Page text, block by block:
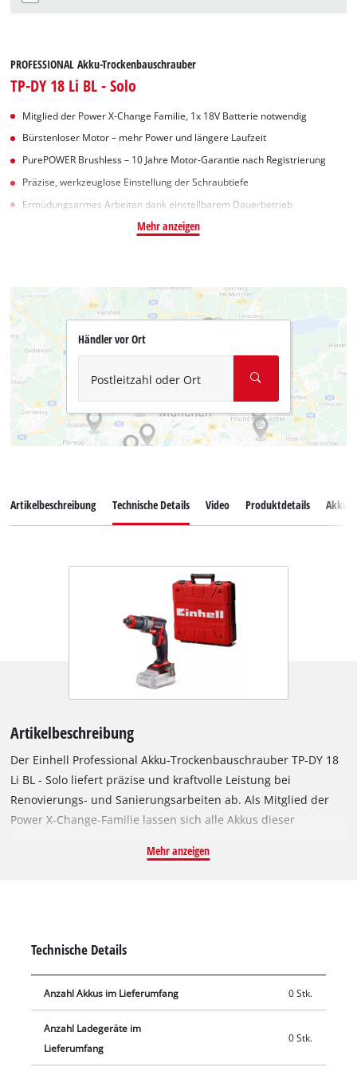
PROFESSIONAL Akku-Trockenbauschrauber
TP-DY 18 Li BL - Solo
Mitglied der Power X-Change Familie, 1x 18V Batterie notwendig
Bürstenloser Motor – mehr Power und längere Laufzeit
PurePOWER Brushless – 10 Jahre Motor-Garantie nach Registrierung
Präzise, werkzeuglose Einstellung der Schraubtiefe
Ermüdungsarmes Arbeiten dank einstellbarem Dauerbetrieb
Mehr anzeigen
Händler vor Ort
Postleitzahl oder Ort
Artikelbeschreibung Technische Details Video Produktdetails
Artikelbeschreibung
Der Einhell Professional Akku-Trockenbauschrauber TP-DY 18
Li BL - Solo liefert präzise und kraftvolle Leistung bei
Renovierungs- und Sanierungsarbeiten ab. Als Mitglied der
Power X-Change-Familie lassen sich alle Akkus dieser
kombinieren. Angetrieben wird das Gerät von dem Einhell
Arbeitstiefeneinstellung und -fixierung erfolgt mittels eines
justierbaren Tiefenanschlags. Ein ermüdungsarmes Arbeiten
wird durch den einstellbaren Dauerbetrieb ermöglicht. Auch
Schrauben. Dabei sorgt die kurze, leichte Bauweise mit
ergonomisch geformten Softgripflächen für einen
Mehr anzeigen
Technische Details
Anzahl Akkus im Lieferumfang 0 Stk.
Anzahl Ladegeräte im
Lieferumfang
0 Stk.